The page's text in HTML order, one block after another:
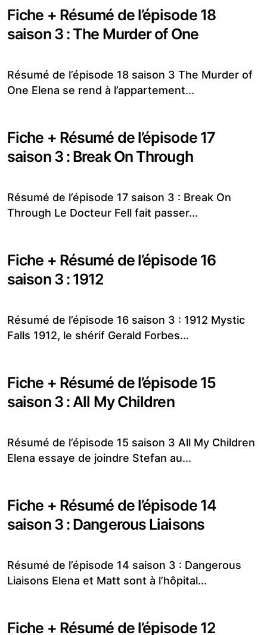
Fiche + Résumé de l’épisode 18
saison 3 : The Murder of One
Résumé de l’épisode 18 saison 3 The Murder of
One Elena se rend à l’appartement...
Fiche + Résumé de l’épisode 17
saison 3 : Break On Through
Résumé de l’épisode 17 saison 3 : Break On
Through Le Docteur Fell fait passer...
Fiche + Résumé de l’épisode 16
saison 3 : 1912
Résumé de l’épisode 16 saison 3 : 1912 Mystic
Falls 1912, le shérif Gerald Forbes...
Fiche + Résumé de l’épisode 15
saison 3 : All My Children
Résumé de l’épisode 15 saison 3 All My Children
Elena essaye de joindre Stefan au...
Fiche + Résumé de l’épisode 14
saison 3 : Dangerous Liaisons
Résumé de l’épisode 14 saison 3 : Dangerous
Liaisons Elena et Matt sont à l’hôpital...
Fiche + Résumé de l’épisode 12